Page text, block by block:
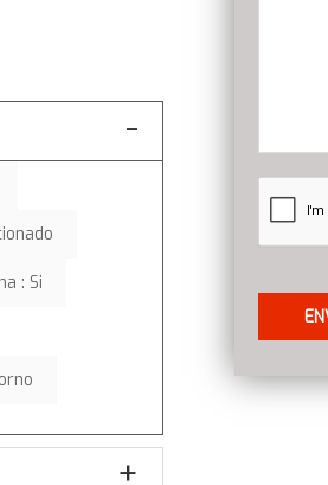
: Si